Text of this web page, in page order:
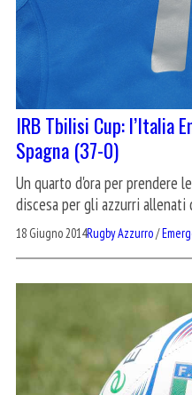
IRB Tbilisi Cup: l’Italia
Spagna (37-0)
Un quarto d'ora per prendere
discesa per gli azzurri allenati
18 Giugno 2014Rugby Azzurro/